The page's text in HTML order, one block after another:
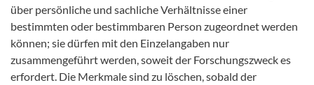
über persönliche und sachliche Verhältnisse einer
bestimmten oder bestimmbaren Person zugeordnet werden
können; sie dürfen mit den Einzelangaben nur
zusammengeführt werden, soweit der Forschungszweck es
erfordert. Die Merkmale sind zu löschen, sobald der